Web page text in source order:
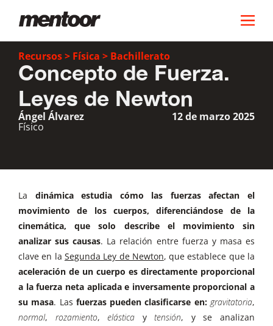
Recursos> Física > Bachillerato
Concepto de Fuerza.
Leyes de Newton
Ángel Álvarez
Físico
12 de marzo 2025
La dinámica estudia cómo las fuerzas afectan el
movimiento de los cuerpos, diferenciándose de la
cinemática, que solo describe el movimiento sin
analizar sus causas. La relación entre fuerza y masa es
clave en la Segunda Ley de Newton, que establece que la
aceleración de un cuerpo es directamente proporcional
a la fuerza neta aplicada e inversamente proporcional a
su masa. Las fuerzas pueden clasificarse en:gravitatoria,
normal, rozamiento,elástica ytensión, y se analizan